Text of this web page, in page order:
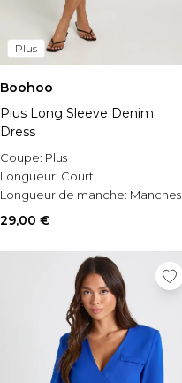
Plus
Boohoo
Plus Long Sleeve Denim
Dress
Coupe: Plus
Longueur: Court
Longueur de manche: Manches
longues
29,00 €